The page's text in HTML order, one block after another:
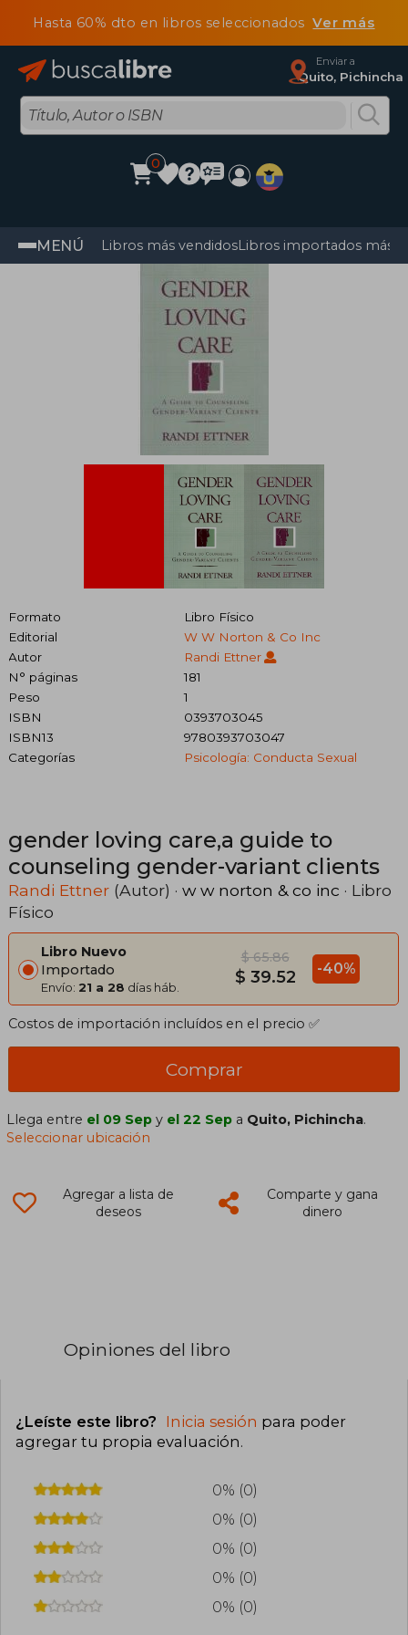
Hasta 60% dto en libros seleccionadosVer más
Enviar a
Quito, Pichincha
0
MENÚ Libros más vendidosLibros importados más
Formato
Libro Físico
Editorial
W W Norton & Co Inc
Autor
Randi Ettner
N° páginas
181
Peso
1
ISBN
0393703045
ISBN13
9780393703047
Categorías
Psicología: Conducta Sexual
gender loving care,a guide to
counseling gender-variant clients
Randi Ettner (Autor) · w w norton & co inc · Libro
Físico
Libro Nuevo
Importado
Envío: 21 a 28 días háb.
$ 65.86
$ 39.52 -40%
Costos de importación incluídos en el precio ✅
Comprar
Llega entre el 09 Sep y el 22 Sep a Quito, Pichincha.
Seleccionar ubicación
Agregar a lista de
deseos
Comparte y gana
dinero
Opiniones del libro
¿Leíste este libro? Inicia sesión para poder
agregar tu propia evaluación.
0% (0)
0% (0)
0% (0)
0% (0)
0% (0)